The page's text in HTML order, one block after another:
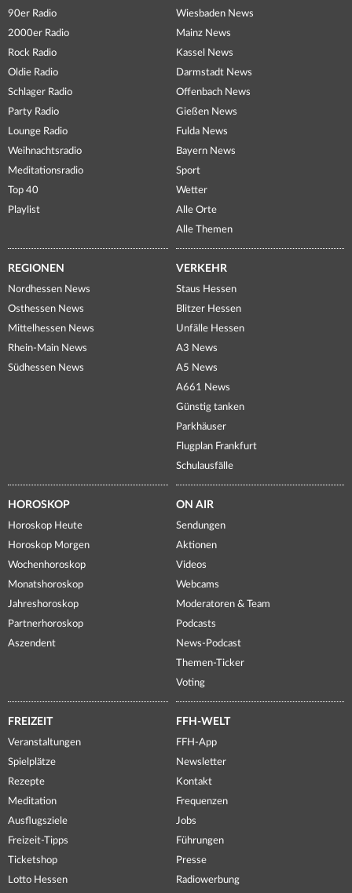
90er Radio
2000er Radio
Rock Radio
Oldie Radio
Schlager Radio
Party Radio
Lounge Radio
Weihnachtsradio
Meditationsradio
Top 40
Playlist
Wiesbaden News
Mainz News
Kassel News
Darmstadt News
Offenbach News
Gießen News
Fulda News
Bayern News
Sport
Wetter
Alle Orte
Alle Themen
REGIONEN
Nordhessen News
Osthessen News
Mittelhessen News
Rhein-Main News
Südhessen News
VERKEHR
Staus Hessen
Blitzer Hessen
Unfälle Hessen
A3 News
A5 News
A661 News
Günstig tanken
Parkhäuser
Flugplan Frankfurt
Schulausfälle
HOROSKOP
Horoskop Heute
Horoskop Morgen
Wochenhoroskop
Monatshoroskop
Jahreshoroskop
Partnerhoroskop
Aszendent
ON AIR
Sendungen
Aktionen
Videos
Webcams
Moderatoren & Team
Podcasts
News-Podcast
Themen-Ticker
Voting
FREIZEIT
Veranstaltungen
Spielplätze
Rezepte
Meditation
Ausflugsziele
Freizeit-Tipps
Ticketshop
Lotto Hessen
FFH-WELT
FFH-App
Newsletter
Kontakt
Frequenzen
Jobs
Führungen
Presse
Radiowerbung